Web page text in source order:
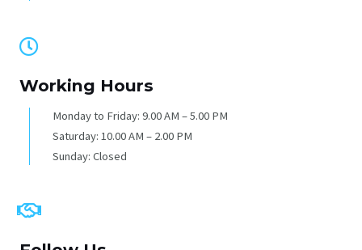
Working Hours
Monday to Friday: 9.00 AM – 5.00 PM
Saturday: 10.00 AM – 2.00 PM
Sunday: Closed